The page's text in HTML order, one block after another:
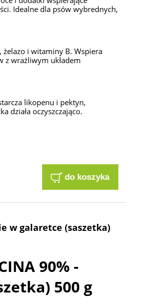
Idealne dla psów wybrednych,
żelazo i witaminy B. Wspiera
z wrażliwym układem
likopenu i pektyn,
działa oczyszczająco.
do koszyka
w galaretce (saszetka)
90% -
500 g